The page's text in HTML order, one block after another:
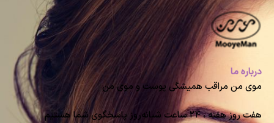
درباره ما
موی من مراقب همیشگی پوست و موی من
هفت روز هفته ، ۲۴ ساعت شبانه‌روز پاسخگوی شما هستیم